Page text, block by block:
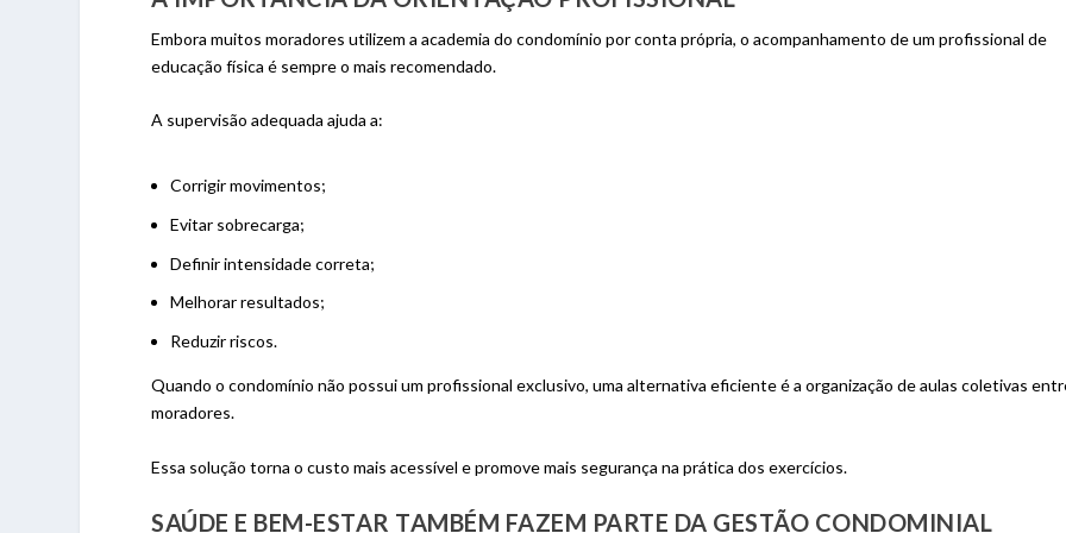
Embora muitos moradores utilizem a academia do condomínio por conta própria, o acompanhamento de um profissional de
educação física é sempre o mais recomendado.
A supervisão adequada ajuda a:
Corrigir movimentos;
Evitar sobrecarga;
Definir intensidade correta;
Melhorar resultados;
Reduzir riscos.
Quando o condomínio não possui um profissional exclusivo, uma alternativa eficiente é a organização de aulas coletivas
moradores.
Essa solução torna o custo mais acessível e promove mais segurança na prática dos exercícios.
SAÚDE E BEM-ESTAR TAMBÉM FAZEM PARTE DA GESTÃO CONDOMINIAL